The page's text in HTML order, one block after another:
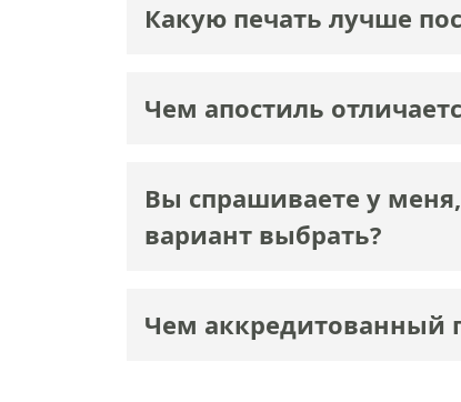
Какую печать лучше
Чем апостиль
Вы спрашиваете у
вариант выбрать?
Чем аккредитованный